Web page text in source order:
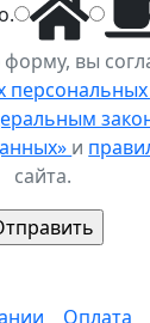
.
вы
и
сайта.
Оплата